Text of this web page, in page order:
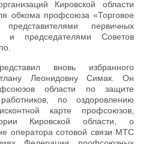
Кировской области
обкома профсоюза «Торговое
первичных
и председателями Советов
вновь избранного
Леонидовну Симак. Он
области по защите
по оздоровлению
карте профсоюзов,
Кировской области, о
оператора сотовой связи МТС